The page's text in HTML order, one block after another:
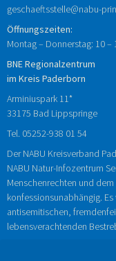
geschaeftsstelle@nabu-
Öffnungszeiten:
Montag – Donnerstag: 10 –
BNE Regionalzentrum
im Kreis Paderborn
Arminiuspark 11*
33175 Bad Lippspringe
Tel. 05252-938 01 54
Der NABU Kreisverband
NABU Natur-Infozentrum
Menschenrechten und
konfessionsunabhängig.
antisemitischen,
lebensverachtenden